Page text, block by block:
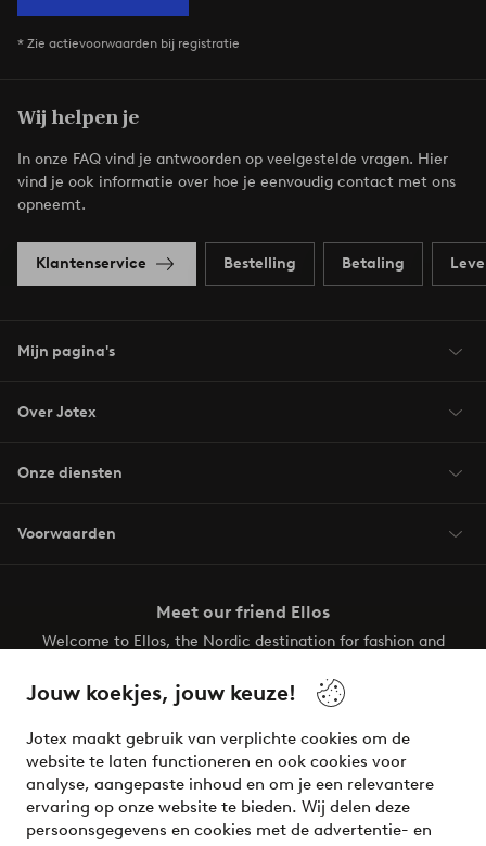
Jouw koekjes, jouw keuze!
Jotex maakt gebruik van verplichte cookies om de
website te laten functioneren en ook cookies voor
analyse, aangepaste inhoud en om je een relevantere
ervaring op onze website te bieden. Wij delen deze
persoonsgegevens en cookies met de advertentie- en
* Zie actievoorwaarden bij registratie
Wij helpen je
In onze FAQ vind je antwoorden op veelgestelde vragen. Hier
vind je ook informatie over hoe je eenvoudig contact met ons
opneemt.
Klantenservice Bestelling Betaling
Mijn pagina's
Over Jotex
Onze diensten
Voorwaarden
Meet our friend Ellos
Welcome to Ellos, the Nordic destination for fashion and
your wardrobe. Your next inspiring look is here!